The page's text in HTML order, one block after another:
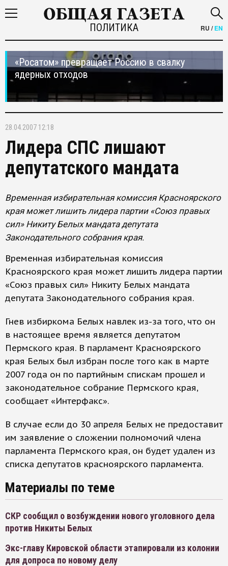
ПОЛИТИКА RU /EN
«Росатом» превращает Россию в свалку
ядерных отходов
28.04.2007 12:18
Лидера СПС лишают
депутатского мандата
Временная избирательная комиссия Красноярского
края может лишить лидера партии «Союз правых
сил» Никиту Белых мандата депутата
Законодательного собрания края.
Временная избирательная комиссия
Красноярского края может лишить лидера партии
«Союз правых сил» Никиту Белых мандата
депутата Законодательного собрания края.
Гнев избиркома Белых навлек из-за того, что он
в настоящее время является депутатом
Пермского края. В парламент Красноярского
края Белых был избран после того как в марте
2007 года он по партийным спискам прошел и
законодательное собрание Пермского края,
сообщает «Интерфакс».
В случае если до 30 апреля Белых не предоставит
им заявление о сложении полномочий члена
парламента Пермского края, он будет удален из
списка депутатов красноярского парламента.
Материалы по теме
СКР сообщил о возбуждении нового уголовного дела
против Никиты Белых
Экс-главу Кировской области этапировали из колонии
для допроса по новому делу